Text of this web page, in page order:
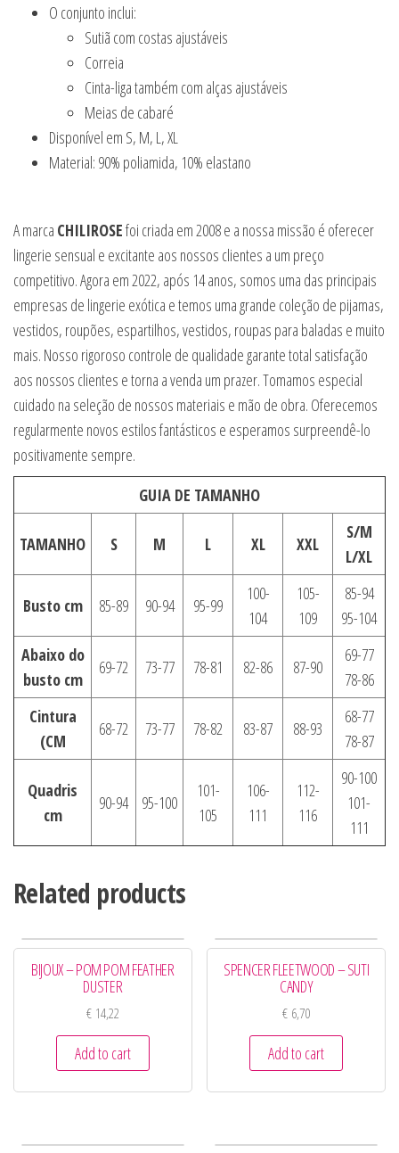
O conjunto inclui:
Sutiã com costas ajustáveis
Correia
Cinta-liga também com alças ajustáveis
Meias de cabaré
Disponível em S, M, L, XL
Material: 90% poliamida, 10% elastano
A marca CHILIROSEfoi criada em 2008 e a nossa missão é oferecer
lingerie sensual e excitante aos nossos clientes a um preço
competitivo. Agora em 2022, após 14 anos, somos uma das principais
empresas de lingerie exótica e temos uma grande coleção de pijamas,
vestidos, roupões, espartilhos, vestidos, roupas para baladas e muito
mais. Nosso rigoroso controle de qualidade garante total satisfação
aos nossos clientes e torna a venda um prazer. Tomamos especial
cuidado na seleção de nossos materiais e mão de obra. Oferecemos
regularmente novos estilos fantásticos e esperamos surpreendê-lo
positivamente sempre.
GUIA DE TAMANHO
TAMANHO S M L XL XXL
S/M
L/XL
Busto cm 85-89 90-94 95-99
100-
104
105-
109
85-94
95-104
Abaixo do
busto cm
69-72 73-77 78-81 82-86 87-90
69-77
78-86
Cintura
(CM
68-72 73-77 78-82 83-87 88-93
68-77
78-87
Quadris
cm
90-94 95-100
101-
105
106-
111
112-
116
90-100
101-
111
Related products
BIJOUX – POM POM FEATHER
DUSTER
€14,22
Add to cart
SPENCER FLEETWOOD – SUTI
CANDY
€ 6,70
Add to cart